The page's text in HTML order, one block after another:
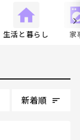
生活と暮らし 家
新着順